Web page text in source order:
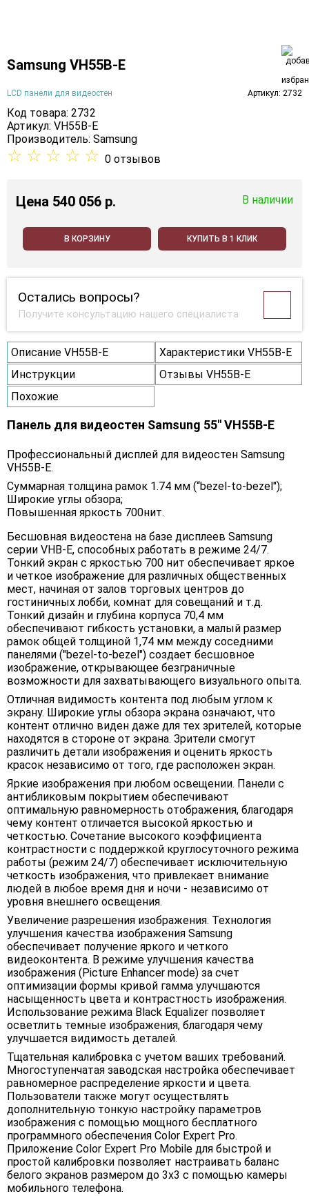
Samsung VH55B-E
LCD панели для видеостен Артикул: 2732
Код товара: 2732
Артикул: VH55B-E
Производитель: Samsung
☆ ☆ ☆ ☆ ☆ 0 отзывов
Цена 540 056 p. В наличии
В КОРЗИНУ КУПИТЬ В 1 КЛИК
Остались вопросы?
Получите консультацию нашего специалиста
Описание VH55B-E
Характеристики VH55B-E
Инструкции
Отзывы VH55B-E
Похожие
Панель для видеостен Samsung 55" VH55B-E
Профессиональный дисплей для видеостен Samsung
VH55B-E.
Суммарная толщина рамок 1.74 мм (“bezel-to-bezel");
Широкие углы обзора;
Повышенная яркость 700нит.
Бесшовная видеостена на базе дисплеев Samsung
серии VHB-E, способных работать в режиме 24/7.
Тонкий экран с яркостью 700 нит обеспечивает яркое
и четкое изображение для различных общественных
мест, начиная от залов торговых центров до
гостиничных лобби, комнат для совещаний и т.д.
Тонкий дизайн и глубина корпуса 70,4 мм
обеспечивают гибкость установки, а малый размер
рамок общей толщиной 1,74 мм между соседними
панелями ("bezel-to-bezel") создает бесшовное
изображение, открывающее безграничные
возможности для захватывающего визуального опыта.
Отличная видимость контента под любым углом к
экрану. Широкие углы обзора экрана означают, что
контент отлично виден даже для тех зрителей, которые
находятся в стороне от экрана. Зрители смогут
различить детали изображения и оценить яркость
красок независимо от того, где расположен экран.
Яркие изображения при любом освещении. Панели с
антибликовым покрытием обеспечивают
оптимальную равномерность отображения, благодаря
чему контент отличается высокой яркостью и
четкостью. Сочетание высокого коэффициента
контрастности с поддержкой круглосуточного режима
работы (режим 24/7) обеспечивает исключительную
четкость изображения, что привлекает внимание
людей в любое время дня и ночи - независимо от
уровня внешнего освещения.
Увеличение разрешения изображения. Технология
улучшения качества изображения Samsung
обеспечивает получение яркого и четкого
видеоконтента. В режиме улучшения качества
изображения (Picture Enhancer mode) за счет
оптимизации формы кривой гамма улучшаются
насыщенность цвета и контрастность изображения.
Использование режима Black Equalizer позволяет
осветлить темные изображения, благодаря чему
улучшается видимость деталей.
Тщательная калибровка с учетом ваших требований.
Многоступенчатая заводская настройка обеспечивает
равномерное распределение яркости и цвета.
Пользователи также могут осуществлять
дополнительную тонкую настройку параметров
изображения с помощью мощного бесплатного
программного обеспечения Color Expert Pro.
Приложение Color Expert Pro Mobile для быстрой и
простой калибровки позволяет настраивать баланс
белого экранов размером до 3x3 с помощью камеры
мобильного телефона.